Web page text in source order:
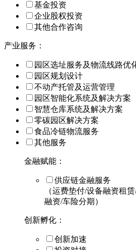
基金投资
企业股权投资
其他合作咨询
产业服务：
园区选址服务及物流线路优
园区规划设计
不动产托管及运营管理
园区智能化系统及解决方案
智慧仓库系统及解决方案
零碳园区解决方案
食品冷链物流服务
其他服务
金融赋能：
供应链金融服务
（运费垫付/设备融资租
融资/车险分期）
创新孵化：
创新加速